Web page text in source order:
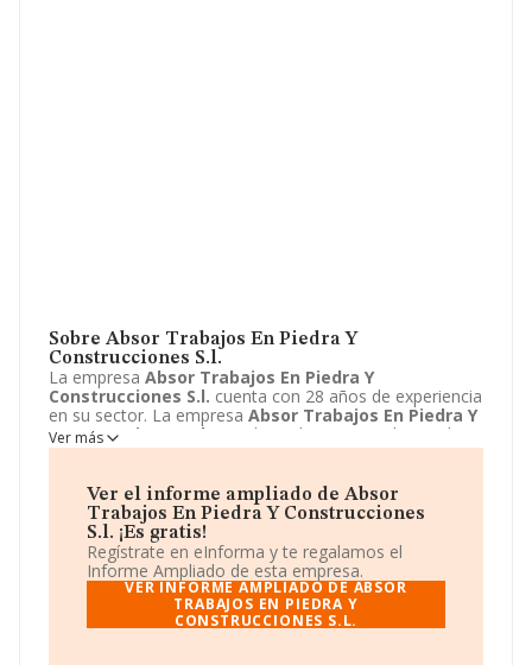
Sobre Absor Trabajos En Piedra Y
Construcciones S.l.
La empresa Absor Trabajos En Piedra Y
Construcciones S.l. cuenta con 28 años de experiencia
en su sector. La empresa Absor Trabajos En Piedra Y
Construcciones S.l.
con domicilio en Avenida Sancho
el Fuerte, 61, Pamplona/iruña, Navarra. La empresa
inscrita como Sociedad limitada.
Ver más
Ver el informe ampliado de Absor
Trabajos En Piedra Y Construcciones
S.l. ¡Es gratis!
Regístrate en eInforma y te regalamos el
Informe Ampliado de esta empresa.
VER INFORME AMPLIADO DE ABSOR
TRABAJOS EN PIEDRA Y
CONSTRUCCIONES S.L.